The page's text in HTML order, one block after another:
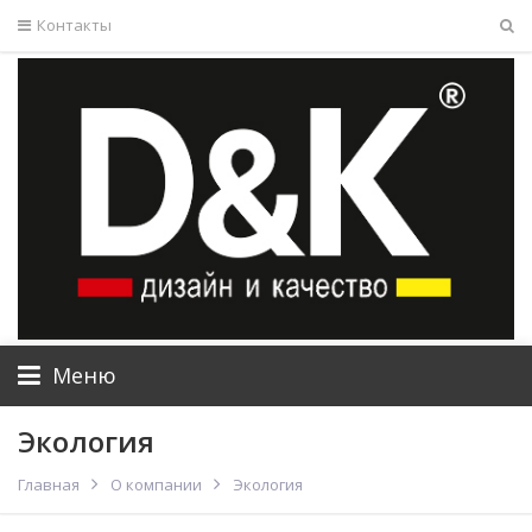
Контакты
Меню
Экология
Главная О компании Экология